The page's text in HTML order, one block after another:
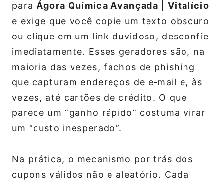
para Ágora Química Avançada | Vitalício
e exige que você copie um texto obscuro
ou clique em um link duvidoso, desconfie
imediatamente. Esses geradores são, na
maioria das vezes, fachos de phishing
que capturam endereços de e‑mail e, às
vezes, até cartões de crédito. O que
parece um “ganho rápido” costuma virar
um “custo inesperado”.
Na prática, o mecanismo por trás dos
cupons válidos não é aleatório. Cada